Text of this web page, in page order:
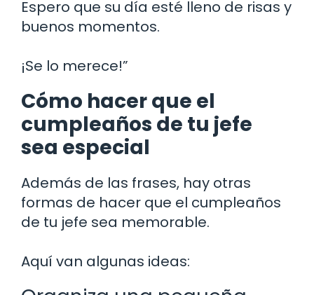
Espero que su día esté lleno de risas y
buenos momentos.
¡Se lo merece!”
Cómo hacer que el
cumpleaños de tu jefe
sea especial
Además de las frases, hay otras
formas de hacer que el cumpleaños
de tu jefe sea memorable.
Aquí van algunas ideas: